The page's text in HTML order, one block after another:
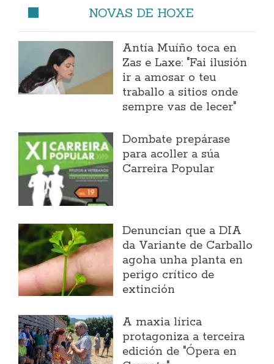
NOVAS DE HOXE
Antía Muíño toca en
Zas e Laxe: "Fai ilusión
ir a amosar o teu
traballo a sitios onde
sempre vas de lecer"
Dombate prepárase
para acoller a súa
Carreira Popular
Denuncian que a DIA
da Variante de Carballo
agoha unha planta en
perigo crítico de
extinción
A maxia lírica
protagoniza a terceira
edición de "Ópera en